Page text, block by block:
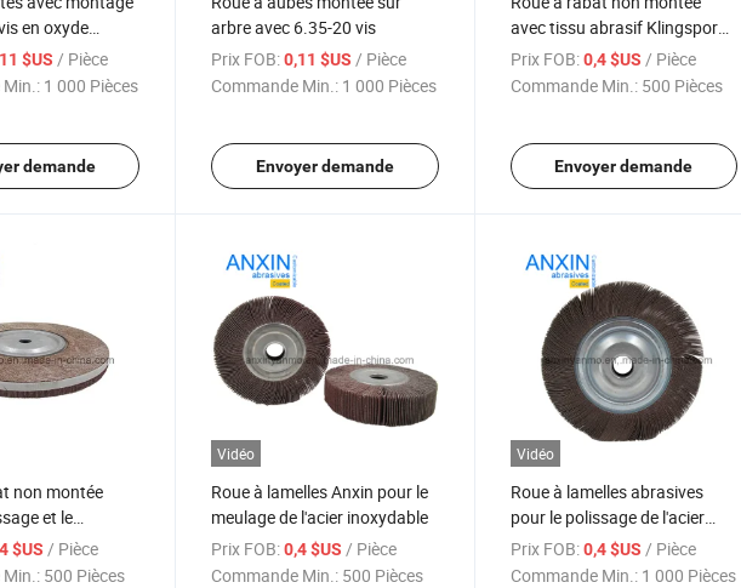
en oxyde
$US / Pièce
1 000 Pièces
demande
arbre avec 6.35-20 vis
Prix FOB: 0,11 $US/ Pièce
Commande Min.: 1 000 Pièces
Envoyer demande
avec tissu abrasif Klingspor
pour le polissage
Prix FOB: 0,4 $US / Pièce
Commande Min.: 500 Pièces
Envoyer demande
non montée
et le
$US / Pièce
500 Pièces
Vidéo
Roue à lamelles Anxin pour le
meulage de l'acier inoxydable
Prix FOB: 0,4 $US / Pièce
Commande Min.: 500 Pièces
Vidéo
Roue à lamelles abrasives
pour le polissage de l'acier
inoxydable et de l'aluminium
Prix FOB: 0,4 $US / Pièce
Commande Min.: 1 000 Pièces